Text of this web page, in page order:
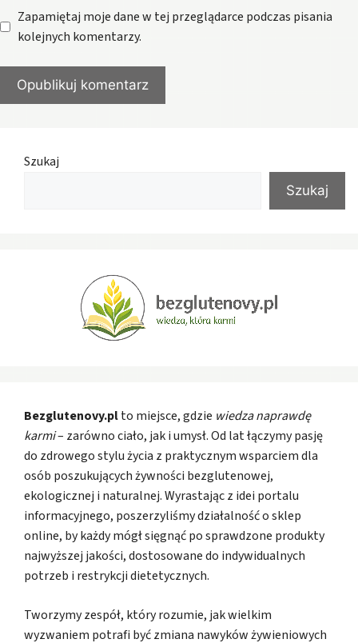
Zapamiętaj moje dane w tej przeglądarce podczas pisania
kolejnych komentarzy.
Szukaj
Szukaj
Bezglutenovy.plto miejsce, gdzie wiedza naprawdę
karmi– zarówno ciało, jak i umysł. Od lat łączymy pasję
do zdrowego stylu życia z praktycznym wsparciem dla
osób poszukujących żywności bezglutenowej,
ekologicznej i naturalnej. Wyrastając z idei portalu
informacyjnego, poszerzyliśmy działalność o sklep
online, by każdy mógł sięgnąć po sprawdzone produkty
najwyższej jakości, dostosowane do indywidualnych
potrzeb i restrykcji dietetycznych.
Tworzymy zespół, który rozumie, jak wielkim
wyzwaniem potrafi być zmiana nawyków żywieniowych